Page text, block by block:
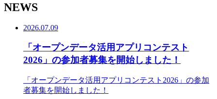
NEWS
2026.07.09
「オープンデータ活用アプリコンテスト
2026」の参加者募集を開始しました！
「オープンデータ活用アプリコンテスト2026」の参加
者募集を開始しました！